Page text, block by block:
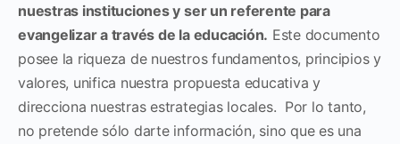
nuestras instituciones y ser un referente para
evangelizar a través de la educación. Este documento
posee la riqueza de nuestros fundamentos, principios y
valores, unifica nuestra propuesta educativa y
direcciona nuestras estrategias locales. Por lo tanto,
no pretende sólo darte información, sino que es una